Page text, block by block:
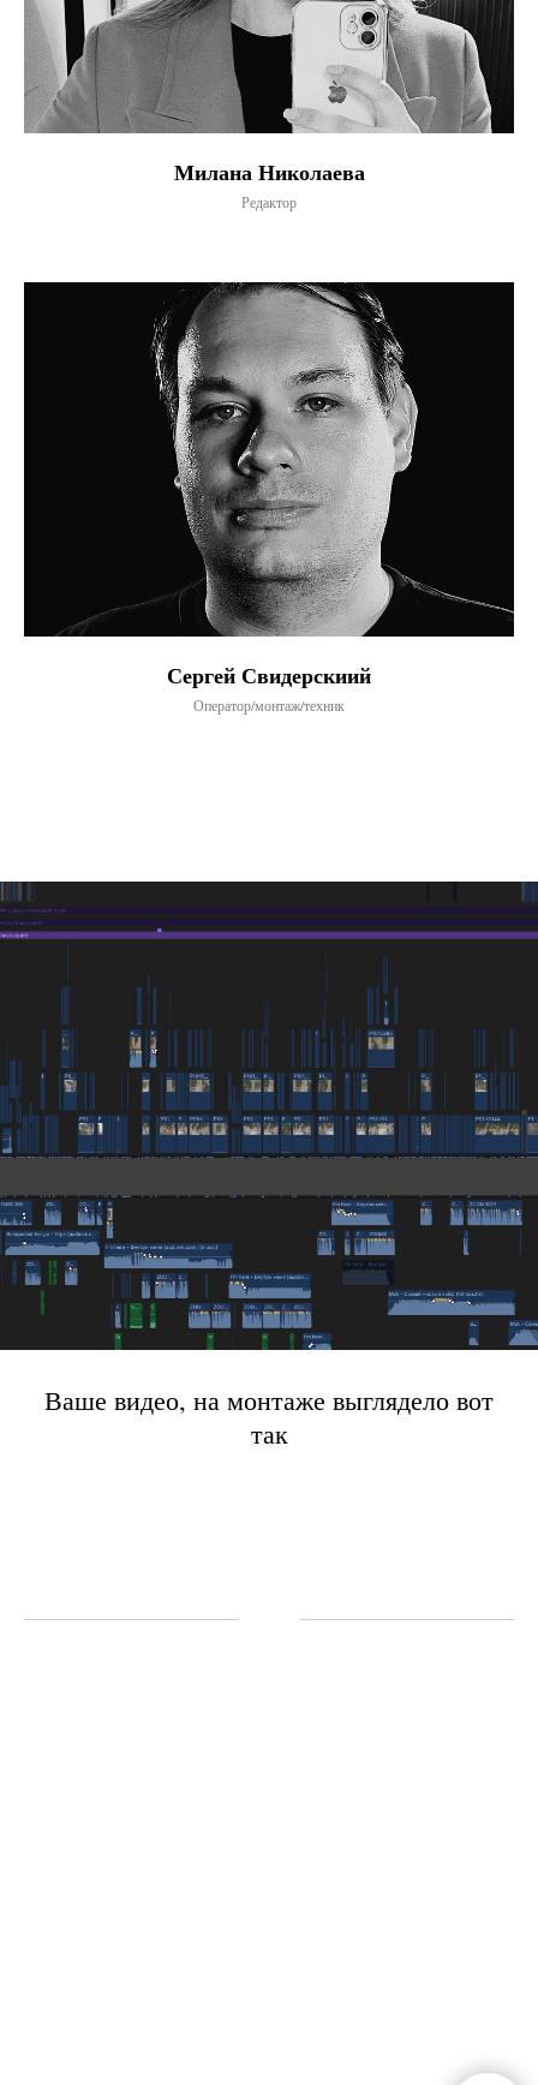
Милана Николаева
Редактор
Сергей Свидерскиий
Оператор/монтаж/техник
Ваше видео, на монтаже выглядело вот
так